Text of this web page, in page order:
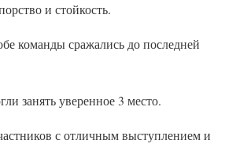
и стойкость.
команды сражались до последней
занять уверенное 3 место.
с отличным выступлением и